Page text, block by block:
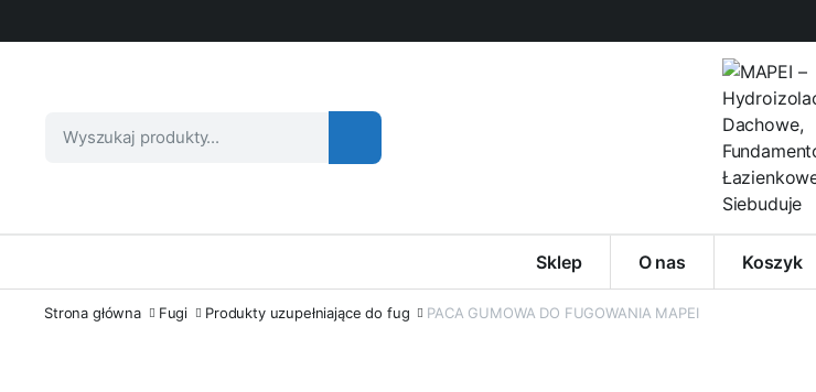
Sklep O nas Koszyk
Strona główna Fugi Produkty uzupełniające do fug PACA GUMOWA DO FUGOWANIA MAPEI